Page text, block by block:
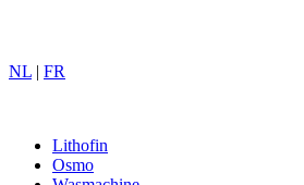
NL | FR
Lithofin
Osmo